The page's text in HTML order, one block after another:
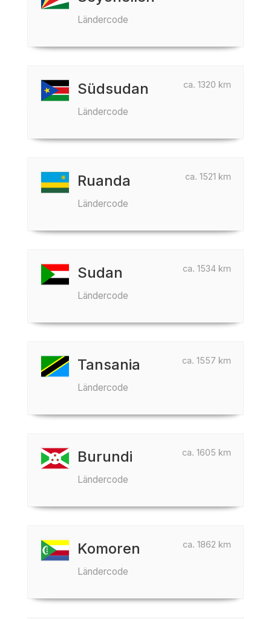
Ländercode
ca. 1320 km
Südsudan
Ländercode
ca. 1521 km
Ruanda
Ländercode
ca. 1534 km
Sudan
Ländercode
ca. 1557 km
Tansania
Ländercode
ca. 1605 km
Burundi
Ländercode
ca. 1862 km
Komoren
Ländercode